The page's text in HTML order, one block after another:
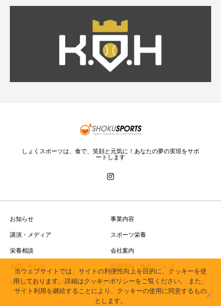
しょくスポーツは、食で、笑顔と元気に！あなたの夢の実現をサポ
ートします
お知らせ
事業内容
講演・メディア
スポーツ栄養
栄養相談
会社案内
お問い合わせ
利用規約・免責について
個人情報取り扱い(プライバシーポリ
シー)
当ウェブサイトでは、サイトの利便性向上を目的に、クッキーを使
用しております。詳細はクッキーポリシーをご覧ください。 また、
サイト利用を継続することにより、クッキーの使用に同意するもの
とします。